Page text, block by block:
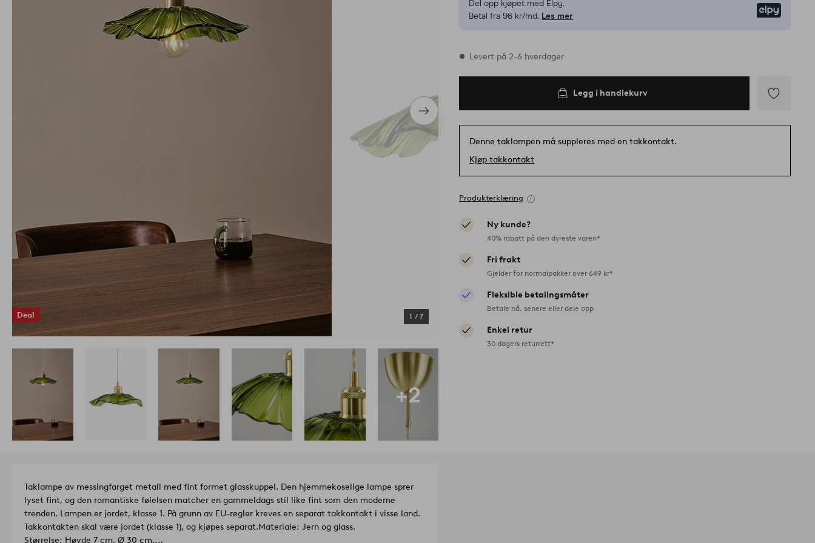
Neste
produkt
Deal 1 / 7
Del opp kjøpet med Elpy.
Betal fra 96 kr/md. Les mer
På lager
Levert på 2-6 hverdager
Legg i handlekurv
til
Denne taklampen må suppleres med en takkontakt.
Kjøp takkontakt
Produkterklæring
Ny kunde?
40% rabatt på den dyreste varen*
Fri frakt
Gjelder for normalpakker over 649 kr*
Fleksible betalingsmåter
Betale nå, senere eller dele opp
Enkel retur
30 dagers returrett*
+2
Taklampe av messingfarget metall med fint formet glasskuppel. Den hjemmekoselige lampe sprer
lyset fint, og den romantiske følelsen matcher en gammeldags stil like fint som den moderne
trenden. Lampen er jordet, klasse 1. På grunn av EU-regler kreves en separat takkontakt i visse land.
Takkontakten skal være jordet (klasse 1), og kjøpes separat.Materiale: Jern og glass.
Størrelse: Høyde 7 cm, Ø 30 cm.